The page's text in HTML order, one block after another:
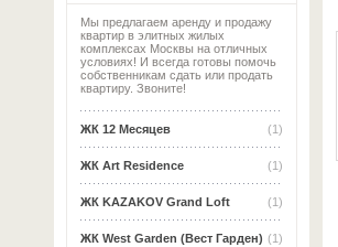
Мы предлагаем аренду и продажу
квартир в элитных жилых
комплексах Москвы на отличных
условиях! И всегда готовы помочь
собственникам сдать или продать
квартиру. Звоните!
(1)
ЖК 12 Месяцев
(1)
ЖК Art Residence
(1)
ЖК KAZAKOV Grand Loft
(1)
ЖК West Garden (Вест Гарден)